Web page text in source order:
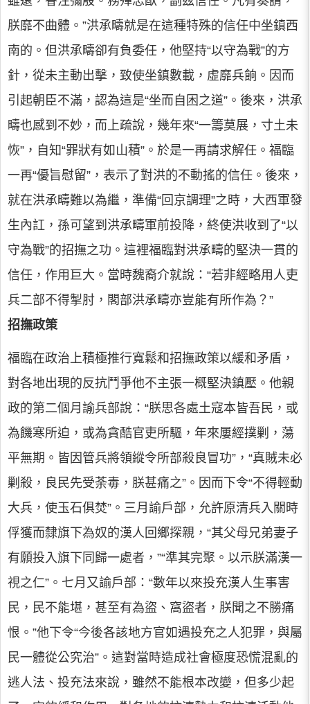
朕靡不曲體。”洪承疇就是在這種特殊的信任中坐鎮西
南的。但洪承疇卻有負委任，他堅持“以守為戰”的方
針，從未主動出擊，致使坐鎮數載，虛靡兵餉。因而
引起朝臣不滿，認為這是“坐而自困之道”。後來，洪承
疇也感到不妙，而上疏說，幾年來“一籌莫展，寸土未
恢”，自知“罪狀有如山積”。於是一再請求解任。福臨
一再“優旨慰留”，表示了對洪的不動搖的信任。後來，
就在洪承疇難以為繼，準備“回京調理”之時，大西軍發
生內訌，孫可望到洪承疇軍前投降，終使洪收到了“以
守為戰”的招撫之功。這裡福臨對洪承疇的堅決一貫的
信任，作用巨大。當時魏裔介就說：“若非經略用人吏
兵二部不得掣肘，閣部洪承疇亦豈能有所作為？”
招撫政策
福臨在政治上積極推行寬鬆和招撫政策以緩和矛盾，
對各地出現的反抗鬥爭他不主張一概堅決鎮壓。他親
政的第二個月諭兵部說：“朕思各處土寇本皆吾民，或
為饑寒所迫，或為貪酷官吏所驅，年來屢經撲剿，蕩
平無期。皆因管兵將領縱令所部殺良冒功”，“真賊未必
剿殺，良民先受荼毒，朕甚痛之”。因而下令“不得輕動
大兵，使玉石俱焚”。三月諭戶部，允許原清兵入關時
俘獲而隸旗下為奴的漢人回鄉探親，“其父母兄弟妻子
有願投入旗下同歸一處者，”“準其完聚。以示朕滿漢一
視之仁”。七月又諭戶部：“數年以來投充漢人生事害
民，民不能堪，甚至有為盜、窩盜者，朕聞之不勝痛
恨。”他下令“今後各該地方官如遇投充之人犯罪，與屬
民一體從公究治”。這對當時造成社會極度恐慌混亂的
逃人法、投充法來說，雖然不能根本改變，但多少起